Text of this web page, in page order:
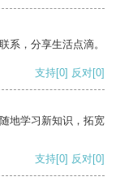
系，分享生活点滴。
支持[0] 反对[0]
地学习新知识，拓宽
支持[0] 反对[0]